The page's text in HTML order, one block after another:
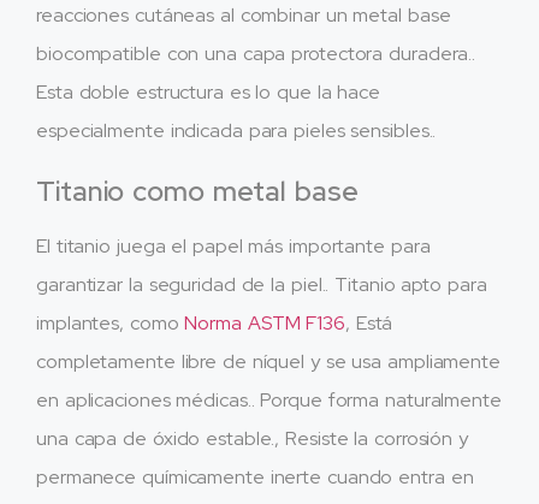
reacciones cutáneas al combinar un metal base
biocompatible con una capa protectora duradera..
Esta doble estructura es lo que la hace
especialmente indicada para pieles sensibles..
Titanio como metal base
El titanio juega el papel más importante para
garantizar la seguridad de la piel.. Titanio apto para
implantes, comoNorma ASTM F136, Está
completamente libre de níquel y se usa ampliamente
en aplicaciones médicas.. Porque forma naturalmente
una capa de óxido estable., Resiste la corrosión y
permanece químicamente inerte cuando entra en